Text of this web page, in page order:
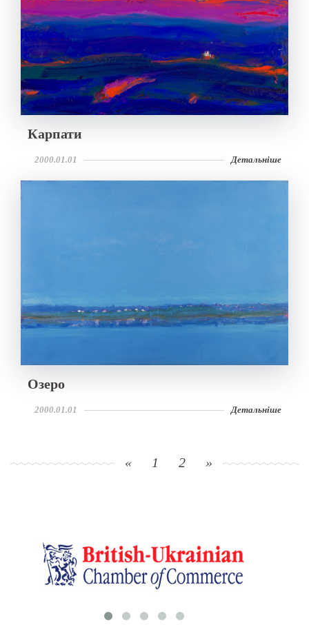
Карпати
2000.01.01 Детальніше
Озеро
2000.01.01 Детальніше
« 1 2 »